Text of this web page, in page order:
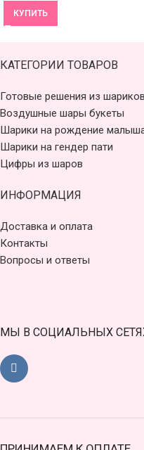
КУПИТЬ
КАТЕГОРИИ ТОВАРОВ
Готовые решения из шариков
Воздушные шары букеты
Шарики на рождение
Шарики на гендер пати
Цифры из шаров
ИНФОРМАЦИЯ
Доставка и оплата
Контакты
Вопросы и ответы
МЫ В СОЦИАЛЬНЫХ